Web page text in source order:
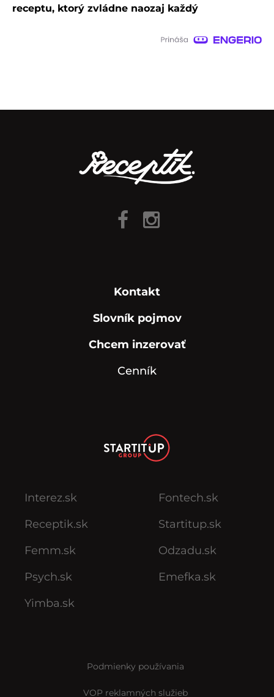
receptu, ktorý zvládne naozaj každý
Kontakt
Slovník pojmov
Chcem inzerovať
Cenník
Interez.sk
Receptik.sk
Femm.sk
Psych.sk
Yimba.sk
Fontech.sk
Startitup.sk
Odzadu.sk
Emefka.sk
Podmienky používania
VOP reklamných služieb